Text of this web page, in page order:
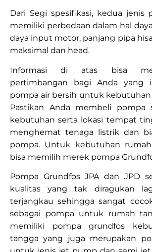
Dari Segi spesifikasi, kedua jenis
memiliki perbedaan dalam hal
daya input motor, panjang pipa
maksimal dan head.
Informasi di atas bisa
pertimbangan bagi Anda yang
pompa air bersih untuk
Pastikan Anda membeli pompa
kebutuhan serta lokasi tempat
menghemat tenaga listrik dan
pompa. Untuk kebutuhan
bisa memilih merek pompa
Pompa Grundfos JPA dan JPD
kualitas yang tak diragukan
terjangkau sehingga sangat
sebagai pompa untuk rumah
memiliki pompa grundfos
tangga yang juga merupakan